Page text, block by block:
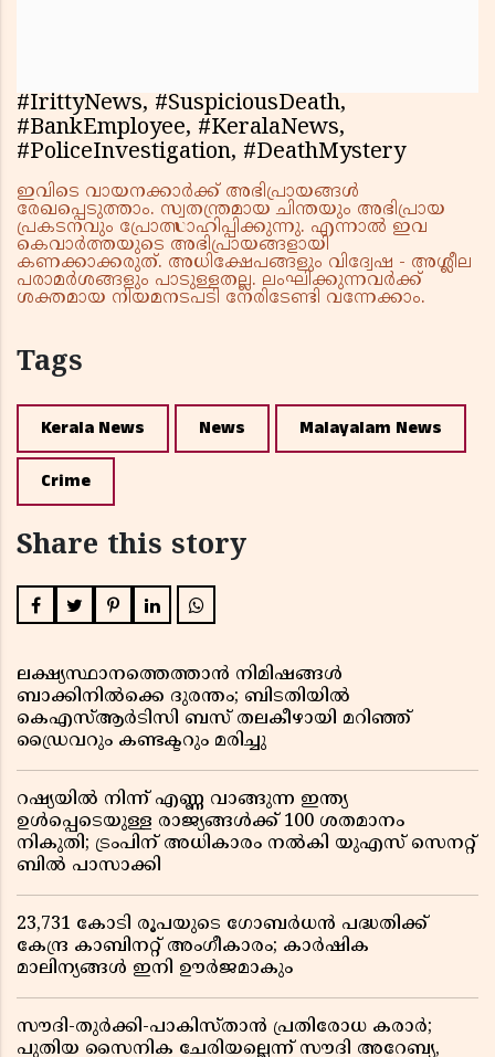
#IrittyNews, #SuspiciousDeath,
#BankEmployee, #KeralaNews,
#PoliceInvestigation, #DeathMystery
ഇവിടെ വായനക്കാർക്ക് അഭിപ്രായങ്ങൾ
രേഖപ്പെടുത്താം. സ്വതന്ത്രമായ ചിന്തയും അഭിപ്രായ
പ്രകടനവും പ്രോത്സാഹിപ്പിക്കുന്നു. എന്നാൽ ഇവ
കെവാർത്തയുടെ അഭിപ്രായങ്ങളായി
കണക്കാക്കരുത്. അധിക്ഷേപങ്ങളും വിദ്വേഷ - അശ്ലീല
പരാമർശങ്ങളും പാടുള്ളതല്ല. ലംഘിക്കുന്നവർക്ക്
ശക്തമായ നിയമനടപടി നേരിടേണ്ടി വന്നേക്കാം.
Tags
Kerala News News Malayalam News
Crime
Share this story
ലക്ഷ്യസ്ഥാനത്തെത്താൻ നിമിഷങ്ങൾ
ബാക്കിനിൽക്കെ ദുരന്തം; ബിടതിയിൽ
കെഎസ്ആർടിസി ബസ് തലകീഴായി മറിഞ്ഞ്
ഡ്രൈവറും കണ്ടക്ടറും മരിച്ചു
റഷ്യയിൽ നിന്ന് എണ്ണ വാങ്ങുന്ന ഇന്ത്യ
ഉൾപ്പെടെയുള്ള രാജ്യങ്ങൾക്ക് 100 ശതമാനം
നികുതി; ട്രംപിന് അധികാരം നൽകി യുഎസ് സെനറ്റ്
ബിൽ പാസാക്കി
23,731 കോടി രൂപയുടെ ഗോബർധൻ പദ്ധതിക്ക്
കേന്ദ്ര കാബിനറ്റ് അംഗീകാരം; കാർഷിക
മാലിന്യങ്ങൾ ഇനി ഊർജമാകും
സൗദി-തുർക്കി-പാകിസ്താൻ പ്രതിരോധ കരാർ;
പുതിയ സൈനിക ചേരിയല്ലെന്ന് സൗദി അറേബ്യ,